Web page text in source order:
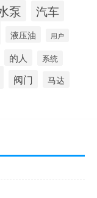
泵 汽车
液压油 用户
的人 系统
阀门 马达